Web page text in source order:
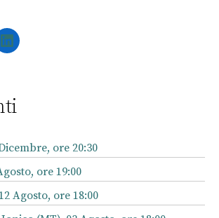
LinkedIn
ore 20:30
ore 19:00
Agosto, ore 18:00